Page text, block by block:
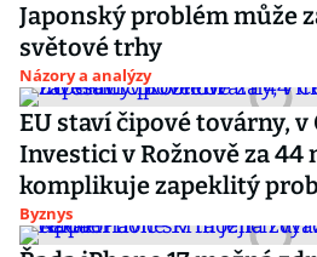
Japonský problém může
světové trhy
Názory a analýzy
EU staví čipové továrny,
Investici v Rožnově za 44
komplikuje zapeklitý
Byznys